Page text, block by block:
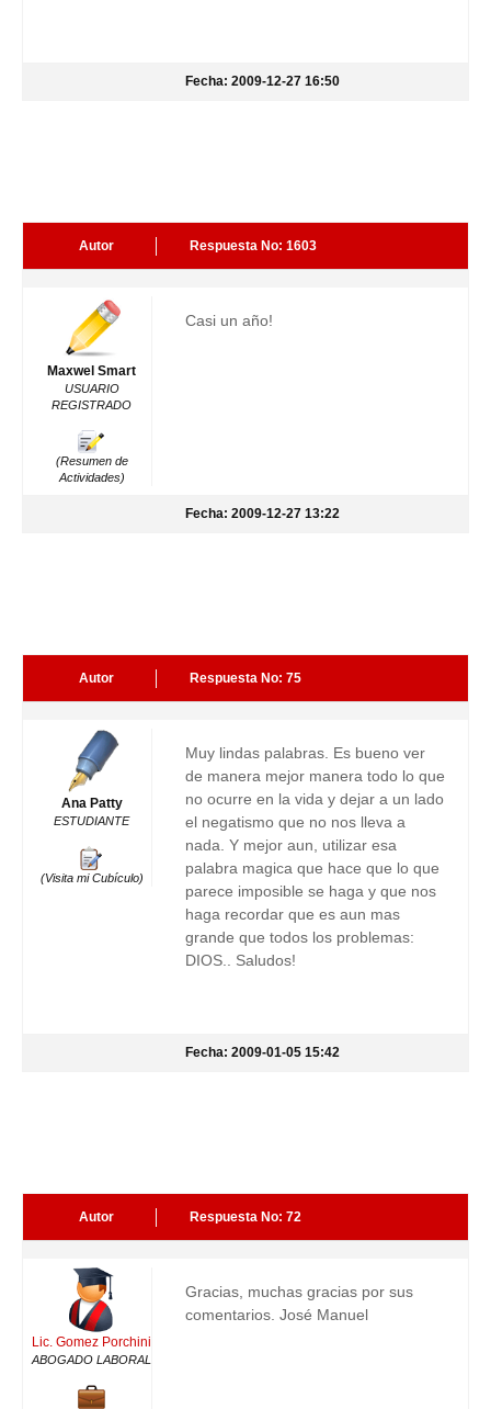
Fecha: 2009-12-27 16:50
Autor Respuesta No: 1603
Maxwel Smart
USUARIO
REGISTRADO
(Resumen de
Actividades)
Casi un año!
Fecha: 2009-12-27 13:22
Autor Respuesta No: 75
Ana Patty
ESTUDIANTE
(Visita mi Cubículo)
Muy lindas palabras. Es bueno ver
de manera mejor manera todo lo que
no ocurre en la vida y dejar a un lado
el negatismo que no nos lleva a
nada. Y mejor aun, utilizar esa
palabra magica que hace que lo que
parece imposible se haga y que nos
haga recordar que es aun mas
grande que todos los problemas:
DIOS.. Saludos!
Fecha: 2009-01-05 15:42
Autor Respuesta No: 72
Lic. Gomez Porchini
ABOGADO LABORAL
Gracias, muchas gracias por sus
comentarios. José Manuel